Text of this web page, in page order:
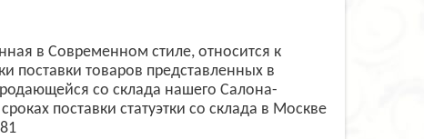
в Современном стиле, относится к
поставки товаров представленных в
со склада нашего Салона-
поставки статуэтки со склада в Москве